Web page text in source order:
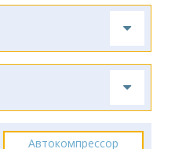
Автокомпрессор